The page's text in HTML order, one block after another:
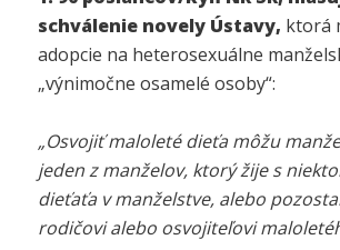
schválenie novely Ústavy, ktorá
adopcie na heterosexuálne
„výnimočne osamelé osoby“:
„Osvojiť maloleté dieťa môžu
jeden z manželov, ktorý žije s
dieťaťa v manželstve, alebo
rodičovi alebo osvojiteľovi